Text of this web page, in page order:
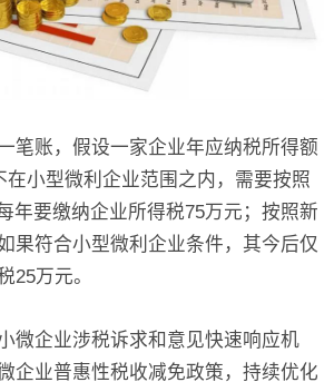
账，假设一家企业年应纳税所得额
在小型微利企业范围之内，需要按照
年要缴纳企业所得税75万元；按照新
果符合小型微利企业条件，其今后仅
25万元。
企业涉税诉求和意见快速响应机
企业普惠性税收减免政策，持续优化